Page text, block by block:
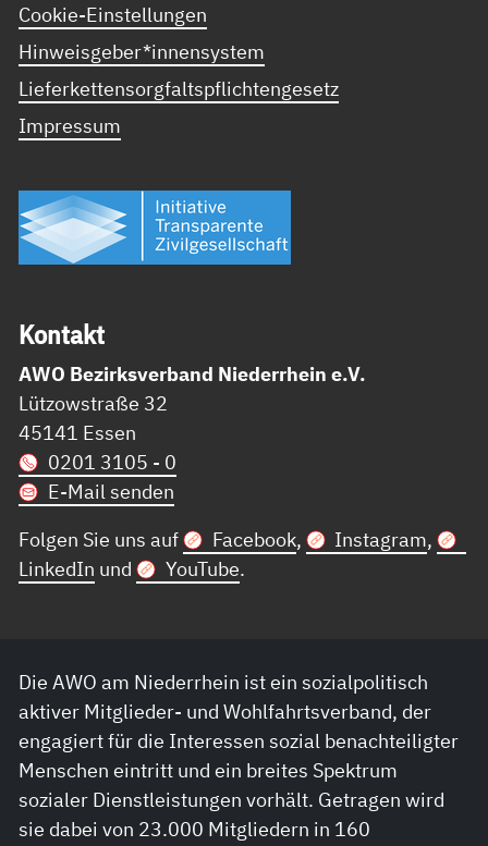
Cookie-Einstellungen
Hinweisgeber*innensystem
Lieferkettensorgfaltspflichtengesetz
Impressum
Kon­takt
AWO Bezirksverband Niederrhein e.V.
Lützowstraße 32
45141 Essen
0201 3105 - 0
E-Mail senden
Folgen Sie uns auf
Facebook, Instagram,
LinkedIn und YouTube.
Die AWO am Niederrhein ist ein sozialpolitisch
aktiver Mitglieder- und Wohlfahrtsverband, der
engagiert für die Interessen sozial benachteiligter
Menschen eintritt und ein breites Spektrum
sozialer Dienstleistungen vorhält. Getragen wird
sie dabei von 23.000 Mitgliedern in 160